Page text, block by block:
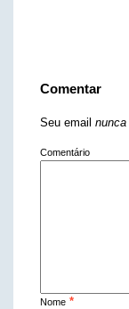
Comentar
Seu email nunca
Comentário
Nome *